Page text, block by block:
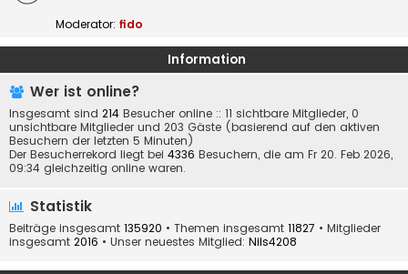
Moderator: fido
Information
Wer ist online?
Insgesamt sind 214 Besucher online :: 11 sichtbare Mitglieder, 0
unsichtbare Mitglieder und 203 Gäste (basierend auf den aktiven
Besuchern der letzten 5 Minuten)
Der Besucherrekord liegt bei 4336 Besuchern, die am Fr 20. Feb 2026,
09:34 gleichzeitig online waren.
Statistik
Beiträge insgesamt 135920 • Themen insgesamt 11827 • Mitglieder
insgesamt 2016 • Unser neuestes Mitglied: Nils4208